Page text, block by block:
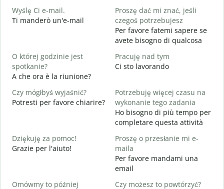
Wyślę Ci e-mail.
Ti manderò un'e-mail
Proszę dać mi znać, jeśli
czegoś potrzebujesz
Per favore fatemi sapere se
avete bisogno di qualcosa
O której godzinie jest
spotkanie?
A che ora è la riunione?
Pracuję nad tym
Ci sto lavorando
Czy mógłbyś wyjaśnić?
Potresti per favore chiarire?
Potrzebuję więcej czasu na
wykonanie tego zadania
Ho bisogno di più tempo per
completare questa attività
Dziękuję za pomoc!
Grazie per l'aiuto!
Proszę o przesłanie mi e-
maila
Per favore mandami una
email
Omówmy to później
Czy możesz to powtórzyć?